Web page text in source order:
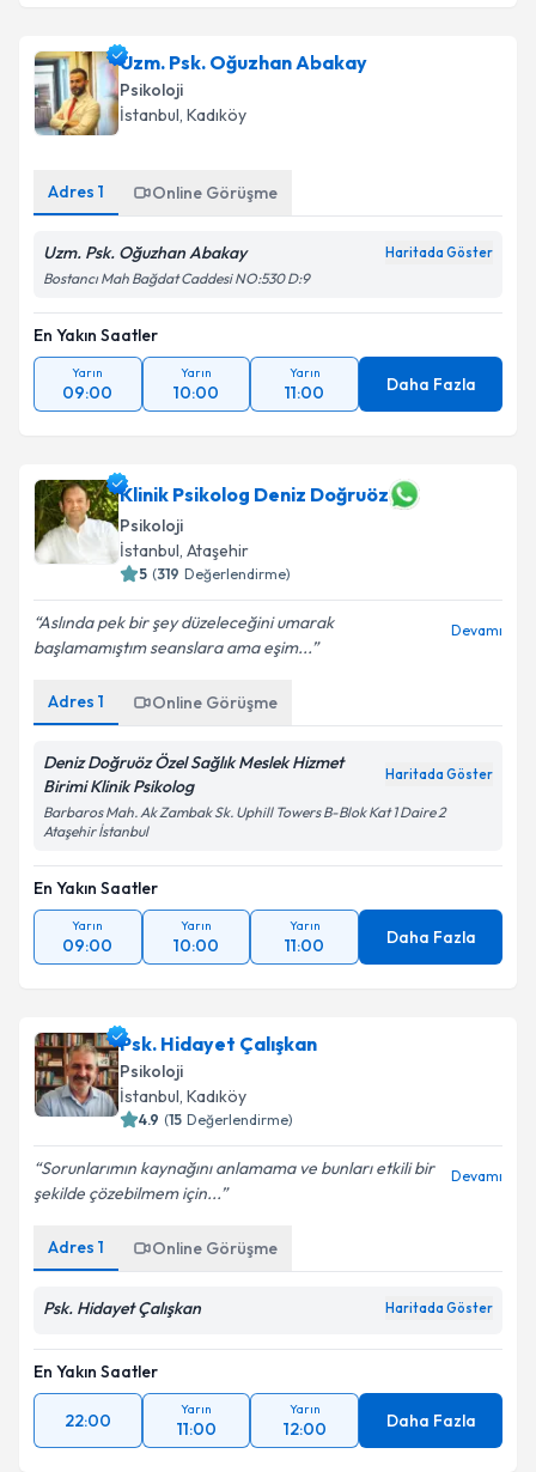
Uzm. Psk. Oğuzhan Abakay
Psikoloji
İstanbul, Kadıköy
Adres 1 Online Görüşme
Uzm. Psk. Oğuzhan Abakay Haritada Göster
Bostancı Mah Bağdat Caddesi NO:530 D:9
En Yakın Saatler
Yarın
09:00
Yarın
10:00
Yarın
11:00 Daha Fazla
Klinik Psikolog Deniz Doğruöz
Psikoloji
İstanbul, Ataşehir
5 (319 Değerlendirme)
Aslında pek bir şey düzeleceğini umarak
başlamamıştım seanslara ama eşim...
Devamı
Adres 1 Online Görüşme
Deniz Doğruöz Özel Sağlık Meslek Hizmet
Birimi Klinik Psikolog
Haritada Göster
Barbaros Mah. Ak Zambak Sk. Uphill Towers B-Blok Kat 1 Daire 2
Ataşehir İstanbul
En Yakın Saatler
Yarın
09:00
Yarın
10:00
Yarın
11:00 Daha Fazla
Psk. Hidayet Çalışkan
Psikoloji
İstanbul, Kadıköy
4.9 (15 Değerlendirme)
Sorunlarımın kaynağını anlamama ve bunları etkili bir
şekilde çözebilmem için...
Devamı
Adres 1 Online Görüşme
Psk. Hidayet Çalışkan Haritada Göster
En Yakın Saatler
22:00
Yarın
11:00
Yarın
12:00 Daha Fazla